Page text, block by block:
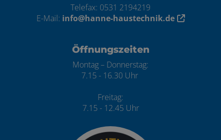
Telefax: 0531 2194219
E-Mail: info@hanne-haustechnik.de
Öffnungszeiten
Montag – Donnerstag:
7.15 - 16.30 Uhr
Freitag:
7.15 - 12.45 Uhr